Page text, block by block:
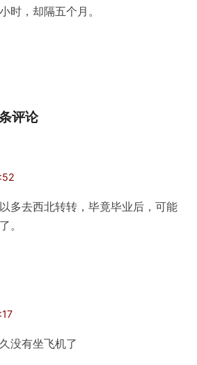
时，却隔五个月。
评论
多去西北转转，毕竟毕业后，可能
。
没有坐飞机了